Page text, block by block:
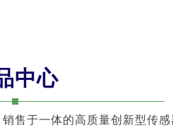
中心
售于一体的高质量创新型传